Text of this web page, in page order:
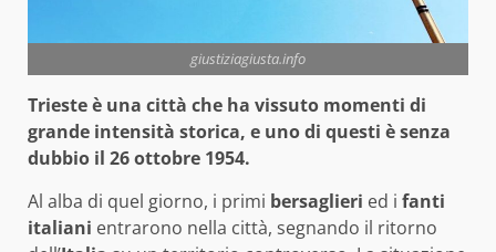
giustiziagiusta.info
Trieste è una città che ha vissuto momenti di
grande intensità storica, e uno di questi è senza
dubbio il 26 ottobre 1954.
Al alba di quel giorno, i primi bersaglieri ed i fanti
italiani entrarono nella città, segnando il ritorno